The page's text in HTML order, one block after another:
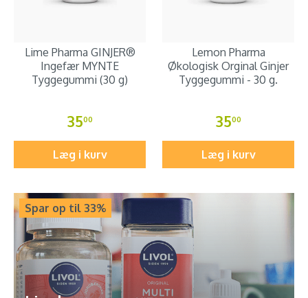
Lime Pharma GINJER®
Ingefær MYNTE
Tyggegummi (30 g)
3500
Læg i kurv
Lemon Pharma
Økologisk Orginal Ginjer
Tyggegummi - 30 g.
3500
Læg i kurv
Spar op til 33%